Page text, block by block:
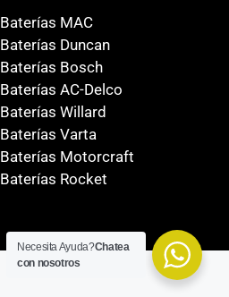
Baterías MAC
Baterías Duncan
Baterías Bosch
Baterías AC-Delco
Baterías Willard
Baterías Varta
Baterías Motorcraft
Baterías Rocket
Necesita Ayuda?Chatea
con nosotros